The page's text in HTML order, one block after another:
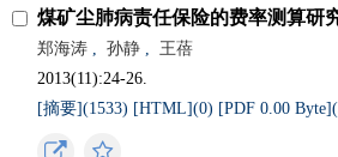
煤矿尘肺病责任保险的费率测算研
郑海涛 , 孙静 ,
王蓓
2013(11):24-26.
[摘要](1533) [HTML](0) [PDF 0.00 Byte](